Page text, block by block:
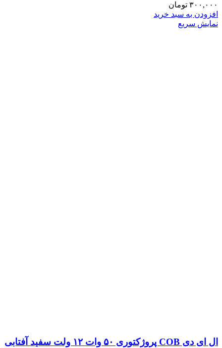
۳۰۰,۰۰۰ تومان
افزودن به سبد خرید
نمایش سریع
ال ای دی COB پروژکتوری ۵۰ وات ۱۲ ولت سفید آفتابی